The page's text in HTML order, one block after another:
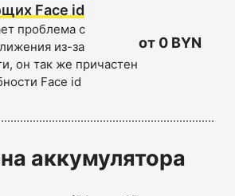
Face id
проблема с
из-за
он так же причастен
Face id
от 0 BYN
аккумулятора